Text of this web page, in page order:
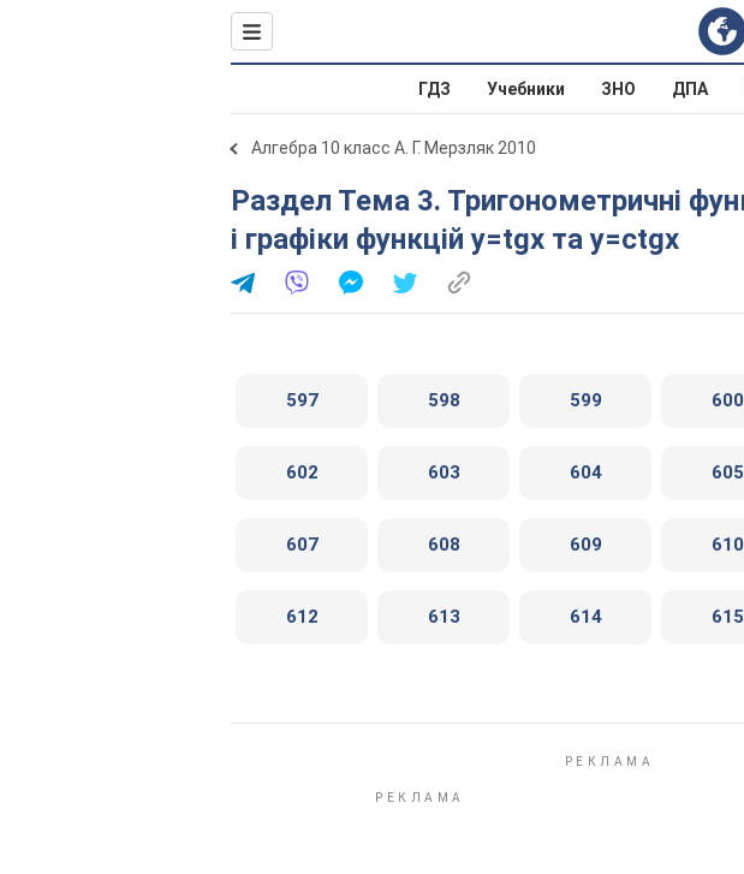
ГДЗ Учебники ЗНО ДПА
Алгебра 10 класс А. Г. Мерзляк 2010
Раздел Тема 3. Тригонометричні функції . Властивості
і графіки функцій y=tgx та y=ctgx
597 598 599 600
602 603 604 605
607 608 609 610
612 613 614 615